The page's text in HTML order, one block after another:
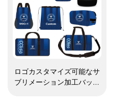
ロゴカスタマイズ可能なサ
ブリメーション加工バック